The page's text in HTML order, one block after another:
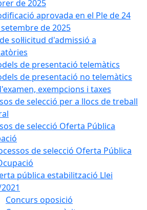
de 2025
aprovada en el Ple de 24
de 2025
sol·licitud d'admissió a
de presentació telemàtics
de presentació no telemàtics
exempcions i taxes
de selecció per a llocs de treball
de selecció Oferta Pública
de selecció Oferta Pública
pública estabilització Llei
Concurs oposició